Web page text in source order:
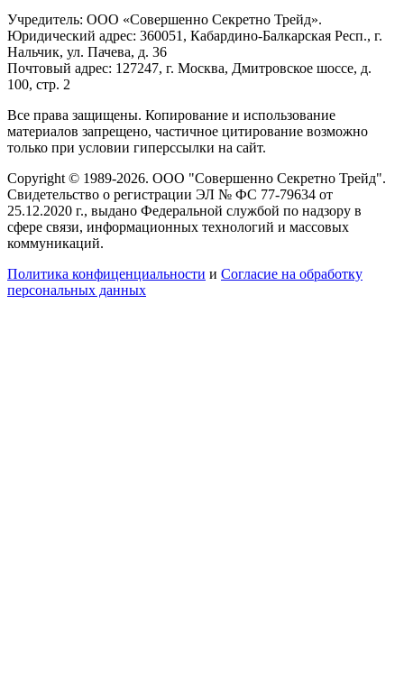
Учредитель: ООО «Совершенно Секретно Трейд».
Юридический адрес: 360051, Кабардино-Балкарская Респ., г.
Нальчик, ул. Пачева, д. 36
Почтовый адрес: 127247, г. Москва, Дмитровское шоссе, д.
100, стр. 2
Все права защищены. Копирование и использование
материалов запрещено, частичное цитирование возможно
только при условии гиперссылки на сайт.
Copyright © 1989-2026. ООО "Совершенно Секретно Трейд".
Свидетельство о регистрации ЭЛ № ФС 77-79634 от
25.12.2020 г., выдано Федеральной службой по надзору в
сфере связи, информационных технологий и массовых
коммуникаций.
Политика конфиценциальности и Согласие на обработку
персональных данных